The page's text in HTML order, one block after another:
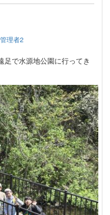
理者2
足で水源地公園に行ってき